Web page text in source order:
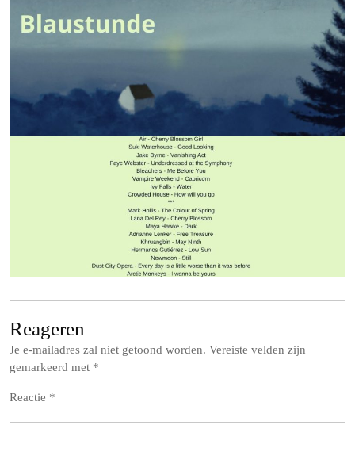
Reageren
Je e-mailadres zal niet getoond worden. Vereiste velden zijn
gemarkeerd met *
Reactie *